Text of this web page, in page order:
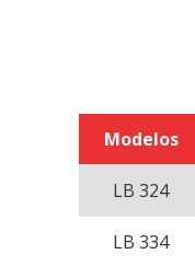
Modelos
LB 324
LB 334